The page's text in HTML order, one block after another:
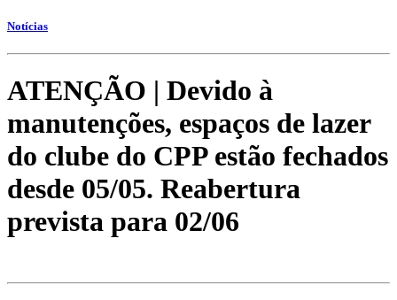
Notícias
ATENÇÃO | Devido à
manutenções, espaços de lazer
do clube do CPP estão fechados
desde 05/05. Reabertura
prevista para 02/06